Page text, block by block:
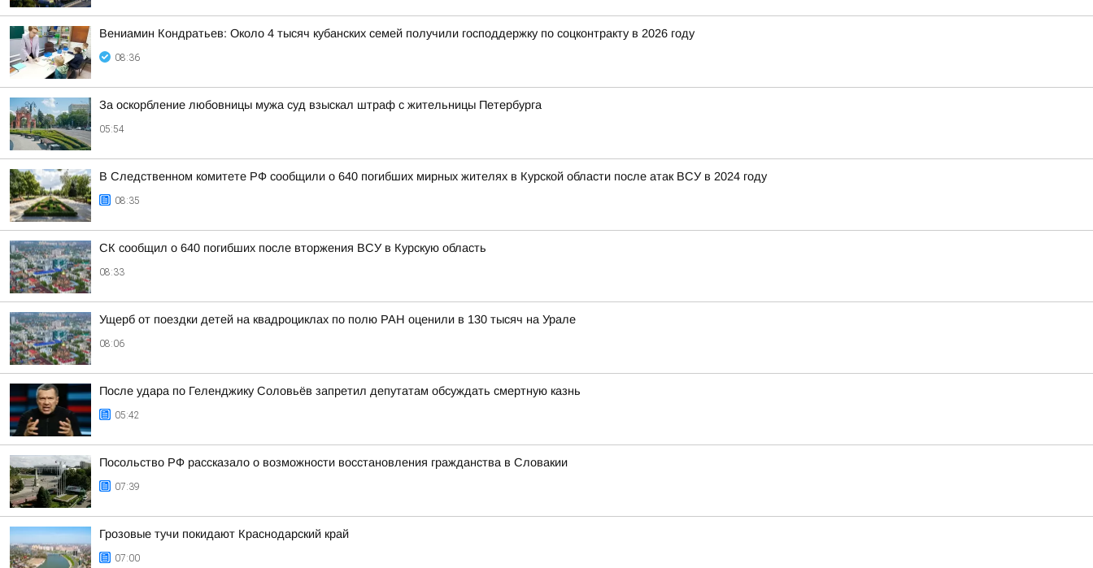
Вениамин Кондратьев: Около 4 тысяч кубанских семей получили господдержку по соцконтракту в 2026 году
08:36
За оскорбление любовницы мужа суд взыскал штраф с жительницы Петербурга
05:54
В Следственном комитете РФ сообщили о 640 погибших мирных жителях в Курской области после атак ВСУ в 2024 году
08:35
СК сообщил о 640 погибших после вторжения ВСУ в Курскую область
08:33
Ущерб от поездки детей на квадроциклах по полю РАН оценили в 130 тысяч на Урале
08:06
После удара по Геленджику Соловьёв запретил депутатам обсуждать смертную казнь
05:42
Посольство РФ рассказало о возможности восстановления гражданства в Словакии
07:39
Грозовые тучи покидают Краснодарский край
07:00